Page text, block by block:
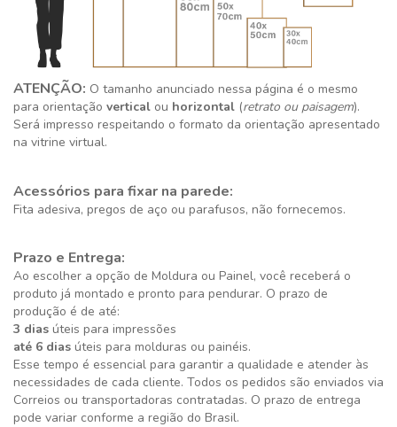
ATENÇÃO: O tamanho anunciado nessa página é o mesmo
para orientação vertical ou horizontal (retrato ou paisagem).
Será impresso respeitando o formato da orientação apresentado
na vitrine virtual.
Acessórios para fixar na parede:
Fita adesiva, pregos de aço ou parafusos, não fornecemos.
Prazo e Entrega:
Ao escolher a opção de Moldura ou Painel, você receberá o
produto já montado e pronto para pendurar. O prazo de
produção é de até:
3 dias úteis para impressões
até 6 dias úteis para molduras ou painéis.
Esse tempo é essencial para garantir a qualidade e atender às
necessidades de cada cliente. Todos os pedidos são enviados via
Correios ou transportadoras contratadas. O prazo de entrega
pode variar conforme a região do Brasil.